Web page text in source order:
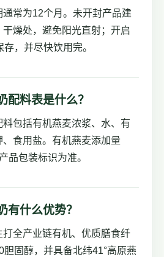
常为12个月。未开封产品建
燥处，避免阳光直射；开启
，并尽快饮用完。
配料表是什么？
包括有机燕麦浓浆、水、有
食用盐。有机燕麦添加量
品包装标识为准。
有什么优势？
全产业链有机、优质膳食纤
固醇，并具备北纬41°高原燕